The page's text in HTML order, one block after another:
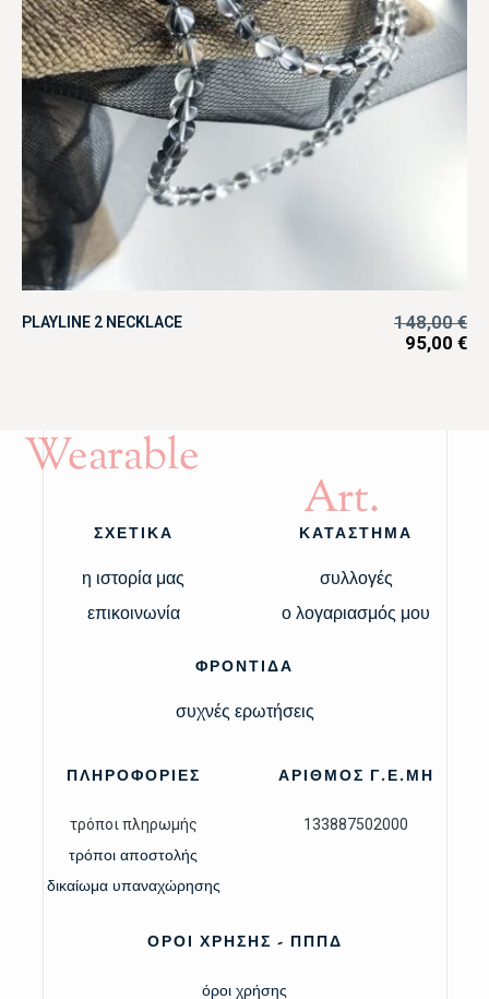
PLAYLINE 2 NECKLACE 148,00€
95,00 €
Wearable
Art.
ΣΧΕΤΙΚΑ
η ιστορία μας
επικοινωνία
ΚΑΤΑΣΤΗΜΑ
συλλογές
ο λογαριασμός μου
ΦΡΟΝΤΙΔΑ
συχνές ερωτήσεις
ΠΛΗΡΟΦΟΡΙΕΣ
τρόποι πληρωμής
τρόποι αποστολής
δικαίωμα υπαναχώρησης
ΑΡΙΘΜΟΣ Γ.Ε.ΜΗ
133887502000
ΟΡΟΙ ΧΡΗΣΗΣ - ΠΠΠΔ
όροι χρήσης